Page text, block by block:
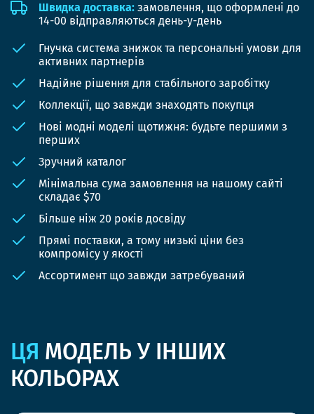
Швидка доставка: замовлення, що оформлені до
14-00 відправляються день-у-день
Гнучка система знижок та персональні умови для
активних партнерів
Надійне рішення для стабільного заробітку
Коллекції, що завжди знаходять покупця
Нові модні моделі щотижня: будьте першими з
перших
Зручний каталог
Мінімальна сума замовлення на нашому сайті
складає $70
Більше ніж 20 років досвіду
Прямі поставки, а тому низькі ціни без
компромісу у якості
Ассортимент що завжди затребуваний
ЦЯ МОДЕЛЬ У ІНШИХ
КОЛЬОРАХ